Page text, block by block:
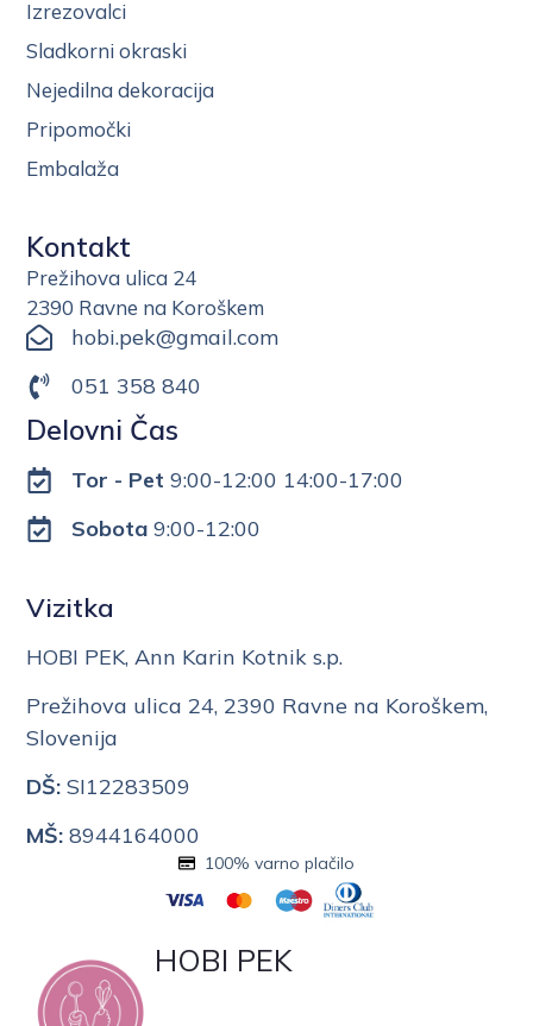
Izrezovalci
Sladkorni okraski
Nejedilna dekoracija
Pripomočki
Embalaža
Kontakt
Prežihova ulica 24
2390 Ravne na Koroškem
hobi.pek@gmail.com
051 358 840
Delovni Čas
Tor - Pet 9:00-12:00 14:00-17:00
Sobota9:00-12:00
Vizitka
HOBI PEK, Ann Karin Kotnik s.p.
Prežihova ulica 24, 2390 Ravne na Koroškem,
Slovenija
DŠ: SI12283509
MŠ: 8944164000
HOBI PEK
100% varno plačilo